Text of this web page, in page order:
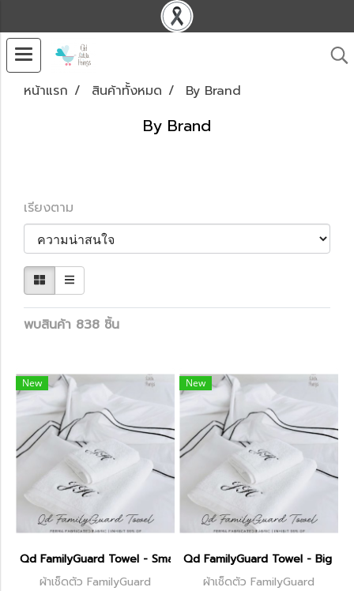
หน้าแรก สินค้าทั้งหมด By Brand
By Brand
เรียงตาม
พบสินค้า 838 ชิ้น
New
Qd FamilyGuard Towel - Small Size 38x81cm
ผ้าเช็ดตัว FamilyGuard
New
Qd FamilyGuard Towel - Big
ผ้าเช็ดตัว FamilyGuard